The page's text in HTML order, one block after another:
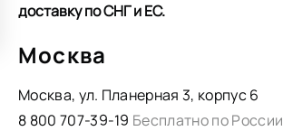
доставку по СНГ и ЕС.
Москва
Москва, ул. Планерная 3, корпус 6
8 800 707-39-19 Бесплатно по России